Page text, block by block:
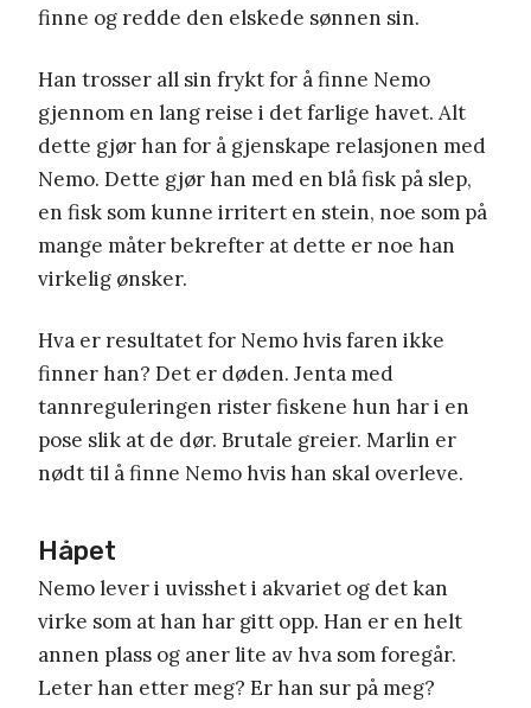
finne og redde den elskede sønnen sin.
Han trosser all sin frykt for å finne Nemo
gjennom en lang reise i det farlige havet. Alt
dette gjør han for å gjenskape relasjonen med
Nemo. Dette gjør han med en blå fisk på slep,
en fisk som kunne irritert en stein, noe som på
mange måter bekrefter at dette er noe han
virkelig ønsker.
Hva er resultatet for Nemo hvis faren ikke
finner han? Det er døden. Jenta med
tannreguleringen rister fiskene hun har i en
pose slik at de dør. Brutale greier. Marlin er
nødt til å finne Nemo hvis han skal overleve.
Håpet
Nemo lever i uvisshet i akvariet og det kan
virke som at han har gitt opp. Han er en helt
annen plass og aner lite av hva som foregår.
Leter han etter meg? Er han sur på meg?